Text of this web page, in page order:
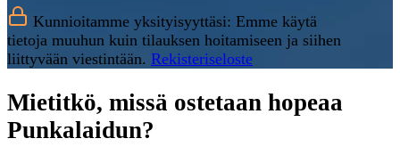
Kunnioitamme yksityisyyttäsi: Emme käytä
tietoja muuhun kuin tilauksen hoitamiseen ja siihen
liittyvään viestintään. Rekisteriseloste
Mietitkö, missä ostetaan hopeaa
Punkalaidun?